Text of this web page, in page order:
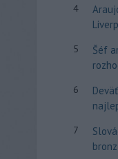
4
5
Šéf
6
7